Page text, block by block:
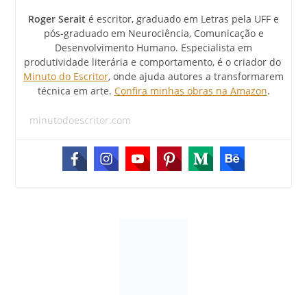
Roger Serait é escritor, graduado em Letras pela UFF e
pós-graduado em Neurociência, Comunicação e
Desenvolvimento Humano. Especialista em
produtividade literária e comportamento, é o criador do
Minuto do Escritor, onde ajuda autores a transformarem
técnica em arte. Confira minhas obras na Amazon.
minutodoescritor.com